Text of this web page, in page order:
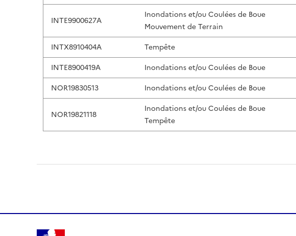
INTE9900627A
Inondations et/ou Coulées de Boue
Mouvement de Terrain
INTX8910404A Tempête
INTE8900419A
Inondations et/ou Coulées de Boue
NOR19830513
Inondations et/ou Coulées de Boue
NOR19821118
Inondations et/ou Coulées de Boue
Tempête